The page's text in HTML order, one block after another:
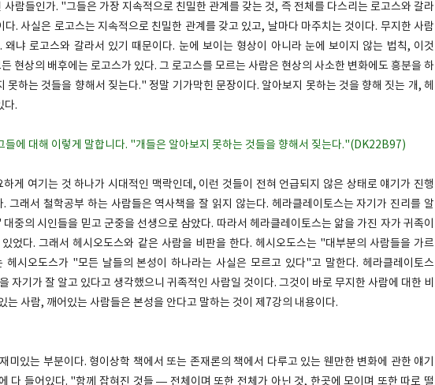
사람들인가. "그들은 가장 지속적으로 친밀한 관계를 갖는 것, 즉 전체를 다스리는 로고스와 갈라
. 사실은 로고스는 지속적으로 친밀한 관계를 갖고 있고, 날마다 마주치는 것이다. 무지한 사람
왜냐 로고스와 갈라서 있기 때문이다. 눈에 보이는 형상이 아니라 눈에 보이지 않는 법칙, 이것
현상의 배후에는 로고스가 있다. 그 로고스를 모르는 사람은 현상의 사소한 변화에도 흥분을 하
못하는 것들을 향해서 짖는다." 정말 기가막힌 문장이다. 알아보지 못하는 것을 향해 짓는 개, 헤
다.
들에 대해 이렇게 말합니다. "개들은 알아보지 못하는 것들을 향해서 짖는다."(DK22B97)
게 여기는 것 하나가 시대적인 맥락인데, 이런 것들이 전혀 언급되지 않은 상태로 얘기가 진행
그래서 철학공부 하는 사람들은 역사책을 잘 읽지 않는다. 헤라클레이토스는 자기가 진리를 알
중의 시인들을 믿고 군중을 선생으로 삼았다. 따라서 헤라클레이토스는 앎을 가진 자가 귀족이
었다. 그래서 헤시오도스와 같은 사람을 비판을 한다. 헤시오도스는 "대부분의 사람들을 가르
헤시오도스가 "모든 날들의 본성이 하나라는 사실은 모르고 있다"고 말한다. 헤라클레이토스
자기가 잘 알고 있다고 생각했으니 귀족적인 사람일 것이다. 그것이 바로 무지한 사람에 대한 비
는 사람, 깨어있는 사람들은 본성을 안다고 말하는 것이 제7강의 내용이다.
미있는 부분이다. 형이상학 책에서 또는 존재론의 책에서 다루고 있는 웬만한 변화에 관한 얘기
다 들어있다. "함께 잡혀진 것들 — 전체이며 또한 전체가 아닌 것, 한곳에 모이며 또한 따로 떨